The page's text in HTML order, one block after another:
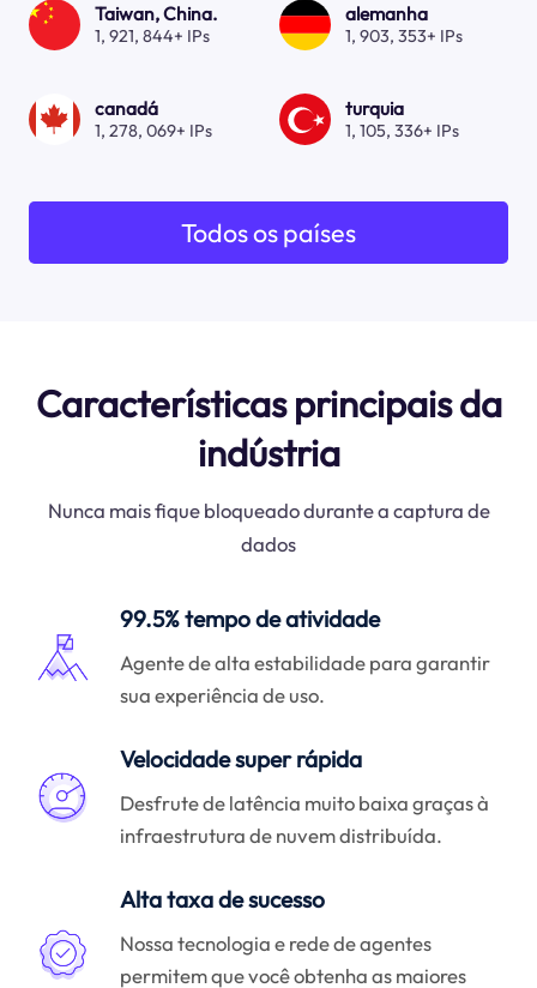
Taiwan, China.
1, 921, 844+ IPs
alemanha
1, 903, 353+ IPs
canadá
1, 278, 069+ IPs
turquia
1, 105, 336+ IPs
Todos os países
Características principais da
indústria
Nunca mais fique bloqueado durante a captura de
dados
99.5% tempo de atividade
Agente de alta estabilidade para garantir
sua experiência de uso.
Velocidade super rápida
Desfrute de latência muito baixa graças à
infraestrutura de nuvem distribuída.
Alta taxa de sucesso
Nossa tecnologia e rede de agentes
permitem que você obtenha as maiores